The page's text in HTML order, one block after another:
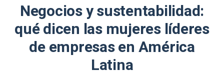
Negocios y sustentabilidad:
qué dicen las mujeres líderes
de empresas en América
Latina